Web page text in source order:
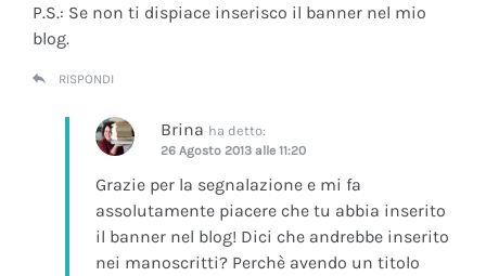
P.S.: Se non ti dispiace inserisco il banner nel mio
blog.
RISPONDI
Brina ha detto:
26 Agosto 2013 alle 11:20
Grazie per la segnalazione e mi fa
assolutamente piacere che tu abbia inserito
il banner nel blog! Dici che andrebbe inserito
nei manoscritti? Perchè avendo un titolo